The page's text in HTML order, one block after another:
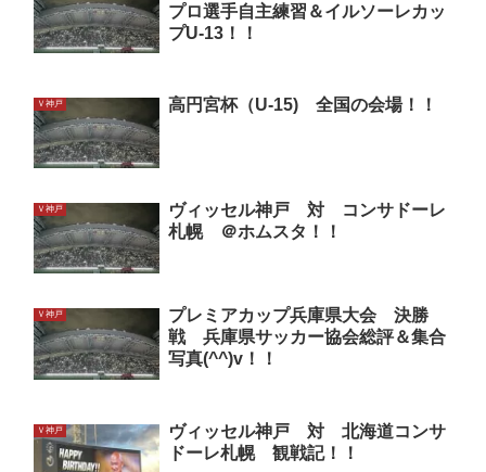
プロ選手自主練習＆イルソーレカッ
プU-13！！
Ｖ神戸 高円宮杯（U-15) 全国の会場！！
Ｖ神戸
ヴィッセル神戸 対 コンサドーレ
札幌 ＠ホムスタ！！
Ｖ神戸
プレミアカップ兵庫県大会 決勝
戦 兵庫県サッカー協会総評＆集合
写真(^^)v！！
Ｖ神戸
ヴィッセル神戸 対 北海道コンサ
ドーレ札幌 観戦記！！